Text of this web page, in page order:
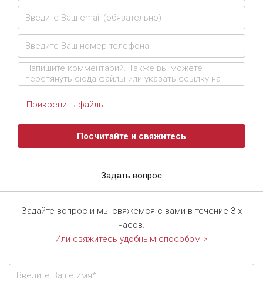
Прикрепить файлы
Посчитайте и свяжитесь
Задать вопрос
Задайте вопрос и мы свяжемся с вами в течение 3-х
часов.
Или свяжитесь удобным способом >